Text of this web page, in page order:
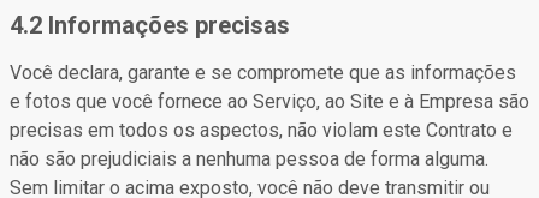
4.2 Informações precisas
Você declara, garante e se compromete que as informações
e fotos que você fornece ao Serviço, ao Site e à Empresa são
precisas em todos os aspectos, não violam este Contrato e
não são prejudiciais a nenhuma pessoa de forma alguma.
Sem limitar o acima exposto, você não deve transmitir ou